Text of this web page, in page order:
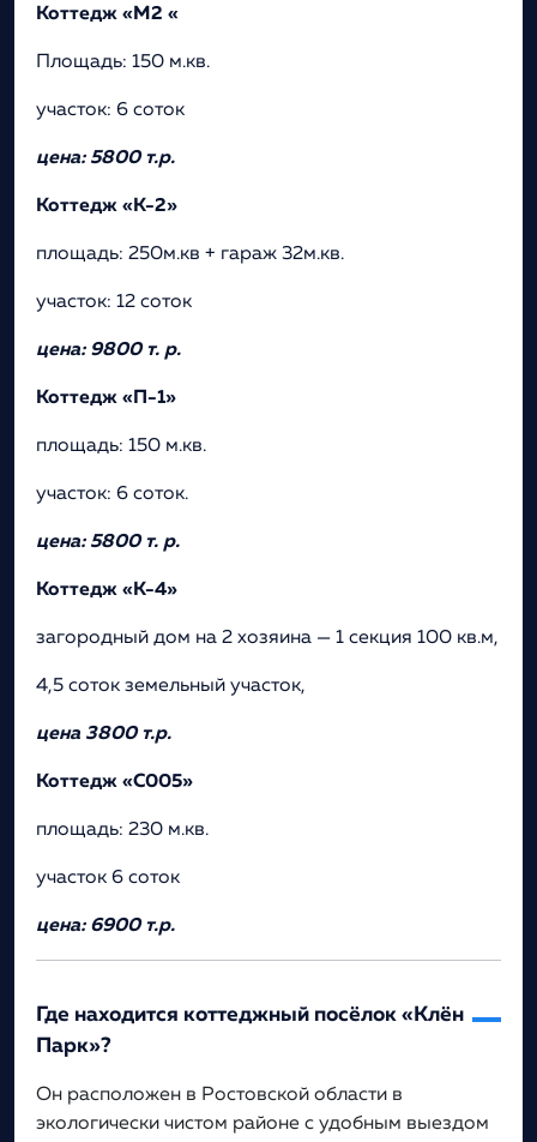
Коттедж «М2 «
Площадь: 150 м.кв.
участок: 6 соток
цена: 5800 т.р.
Коттедж «К-2»
площадь: 250м.кв + гараж 32м.кв.
участок: 12 соток
цена: 9800 т. р.
Коттедж «П-1»
площадь: 150 м.кв.
участок: 6 соток.
цена: 5800 т. р.
Коттедж «К-4»
загородный дом на 2 хозяина — 1 секция 100 кв.м,
4,5 соток земельный участок,
цена 3800 т.р.
Коттедж «С005»
площадь: 230 м.кв.
участок 6 соток
цена: 6900 т.р.
Где находится коттеджный посёлок «Клён
Парк»?
Он расположен в Ростовской области в
экологически чистом районе с удобным выездом